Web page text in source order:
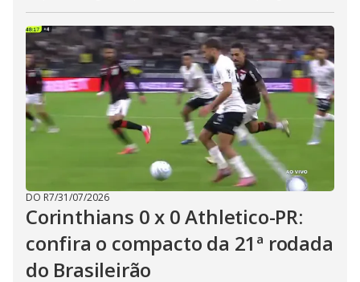
DO R7/31/07/2026
Corinthians 0 x 0 Athletico-PR:
confira o compacto da 21ª rodada
do Brasileirão